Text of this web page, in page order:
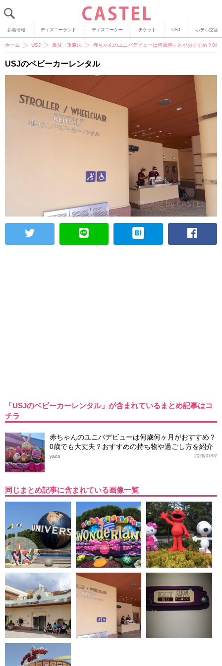
新着情報 ディズニーランド ディズニーシー チケット USJ ホテル空室
ホーム USJ 裏技・攻略法 赤ちゃんのユニバデビューは何歳何ヶ月がおすすめ？0
USJのベビーカーレンタル
「USJのベビーカーレンタル」が含まれているまとめ記事はコ
チラ
赤ちゃんのユニバデビューは何歳何ヶ月がおすすめ？
0歳でも大丈夫？おすすめの持ち物や過ごし方を紹介
2026/07/07
yaco
同じまとめ記事に含まれている画像一覧